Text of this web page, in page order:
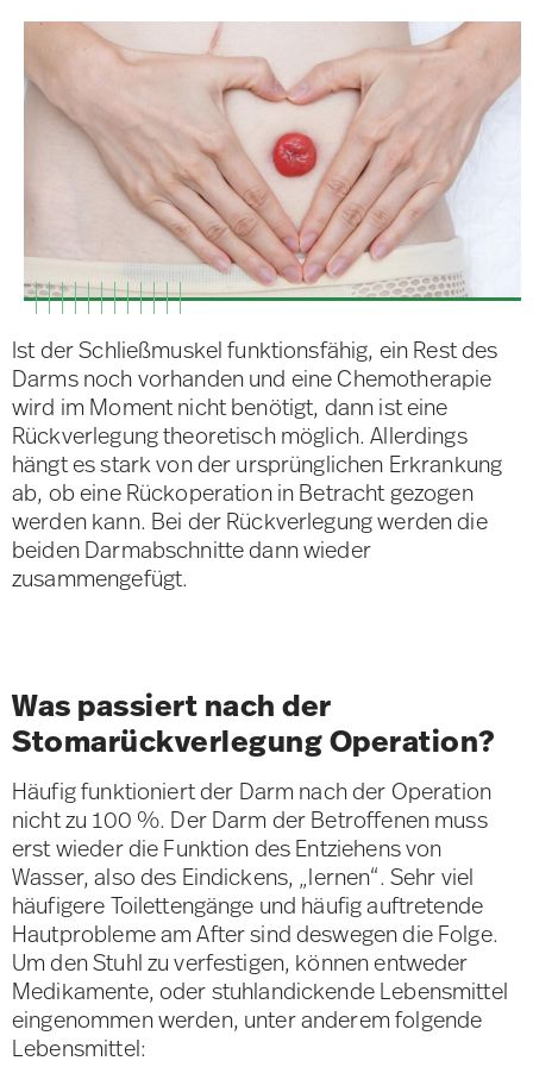
Ist der Schließmuskel funktionsfähig, ein Rest des
Darms noch vorhanden und eine Chemotherapie
wird im Moment nicht benötigt, dann ist eine
Rückverlegung theoretisch möglich. Allerdings
hängt es stark von der ursprünglichen Erkrankung
ab, ob eine Rückoperation in Betracht gezogen
werden kann. Bei der Rückverlegung werden die
beiden Darmabschnitte dann wieder
zusammengefügt.
Was passiert nach der
Stomarückverlegung Operation?
Häufig funktioniert der Darm nach der Operation
nicht zu 100 %. Der Darm der Betroffenen muss
erst wieder die Funktion des Entziehens von
Wasser, also des Eindickens, „lernen“. Sehr viel
häufigere Toilettengänge und häufig auftretende
Hautprobleme am After sind deswegen die Folge.
Um den Stuhl zu verfestigen, können entweder
Medikamente, oder stuhlandickende Lebensmittel
eingenommen werden, unter anderem folgende
Lebensmittel: